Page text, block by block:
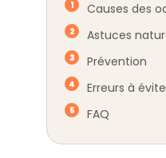
Causes des
Astuces
Prévention
Erreurs à
FAQ